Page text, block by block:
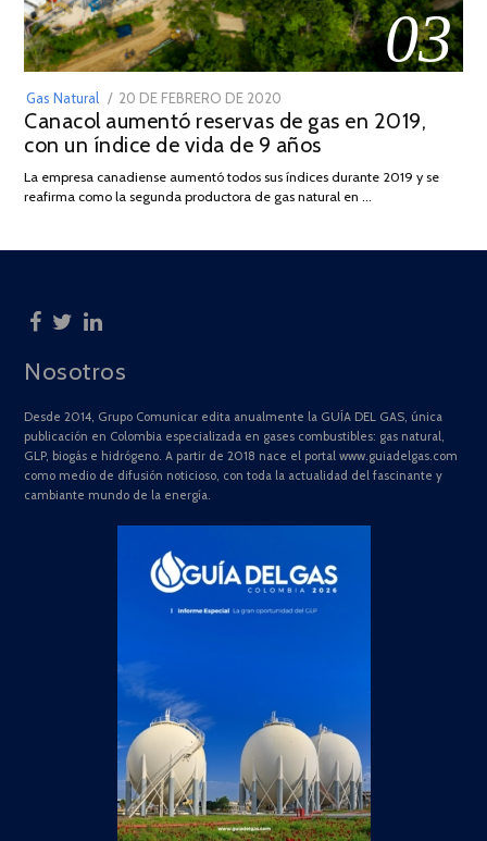
03
Gas Natural
POSTED
ON
20 DE FEBRERO DE 2020
DE
JULIO
2025
Canacol aumentó reservas de gas en 2019,
con un índice de vida de 9 años
La empresa canadiense aumentó todos sus índices durante 2019 y se
reafirma como la segunda productora de gas natural en …
Nosotros
Desde 2014, Grupo Comunicar edita anualmente la GUÍA DEL GAS, única
publicación en Colombia especializada en gases combustibles: gas natural,
GLP, biogás e hidrógeno. A partir de 2018 nace el portal www.guiadelgas.com
como medio de difusión noticioso, con toda la actualidad del fascinante y
cambiante mundo de la energía.